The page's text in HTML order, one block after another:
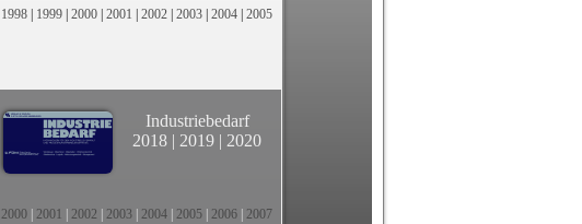
1998 | 1999 | 2000 | 2001 | 2002 | 2003 | 2004 | 2005
Industriebedarf
2018 | 2019 | 2020
2000 2001 2002 2003 2004 2005 2006 2007